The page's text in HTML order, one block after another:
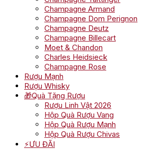
Champagne Armand
Champagne Dom Perignon
Champagne Deutz
Champagne Billecart
Moet & Chandon
Charles Heidsieck
Champagne Rose
Rượu Mạnh
Rượu Whisky
🎁Quà Tặng Rượu
Rượu Linh Vật 2026
Hộp Quà Rượu Vang
Hộp Quà Rượu Mạnh
Hộp Quà Rượu Chivas
⚡ƯU ĐÃI